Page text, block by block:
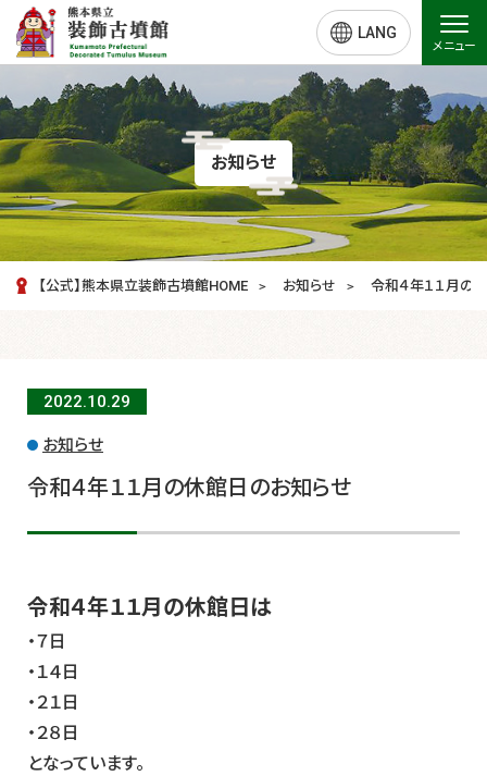
LANG
メニュー
お知らせ
【公式】熊本県立装飾古墳館HOME お知らせ 令和４年１１月の
2022.10.29
お知らせ
令和４年１１月の休館日のお知らせ
令和４年１１月の休館日は
・７日
・１４日
・２１日
・２８日
となっています。